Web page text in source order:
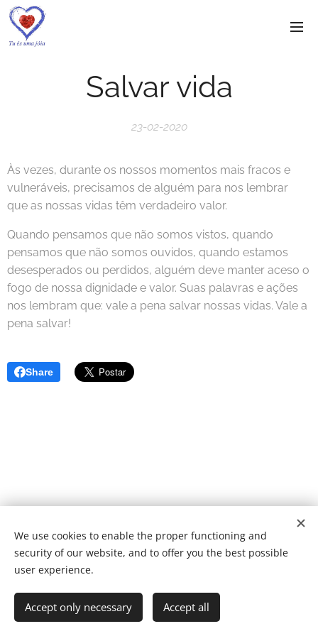
Salvar vida
23-02-2020
Às vezes, durante os nossos momentos mais fracos e
vulneráveis, precisamos de alguém para nos lembrar
que as nossas vidas têm verdadeiro valor.
Quando pensamos que não somos vistos, quando
pensamos que não somos ouvidos, quando estamos
desesperados ou perdidos, alguém deve manter aceso o
fogo de nossa dignidade e valor. Suas palavras e ações
nos lembram que: vale a pena salvar nossas vidas. Vale a
pena salvar!
Share
© 2022 Fundação de caridade | Todos os direitos reservados.
Idiomas
Português
English
We use cookies to enable the proper functioning and
security of our website, and to offer you the best possible
user experience.
Accept only necessary Accept all